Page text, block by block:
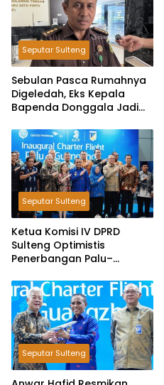
Seputar Sulteng
Sebulan Pasca Rumahnya
Digeledah, Eks Kepala
Bapenda Donggala Jadi
Pemungutan Pajak
Pertambangan
Seputar Sulteng
Ketua Komisi IV DPRD
Sulteng Optimistis
Penerbangan Palu–
Ekspor dan Pariwisata
Seputar Sulteng